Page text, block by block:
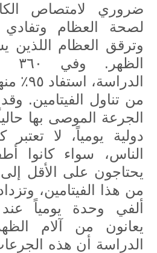
ضروري لامتصاص
لصحة العظام
وترقق العظام اللذين
من تناول الفيتامين.
دولية يومياً، لا
الناس، سواء كانوا
يحتاجون على الأقل
من هذا الفيتامين،
ألفي وحدة يومياً
يعانون من آلام
الدراسة أن هذه